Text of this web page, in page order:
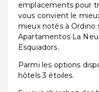
emplacements pour
vous convient le
mieux notés à Ordino
Apartamentos La
Esquiadors.
Parmi les options
hôtels 3 étoiles.